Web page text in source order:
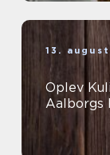
13.
Oplev
Aalborgs